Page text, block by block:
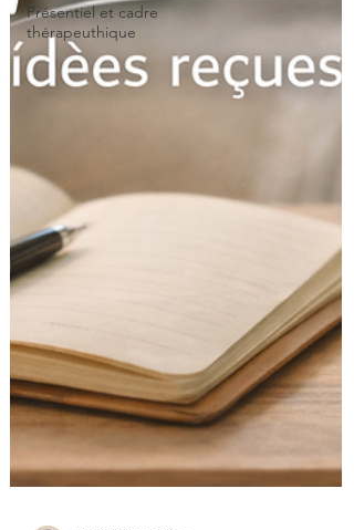
Présentiel et cadre
thérapeuthique